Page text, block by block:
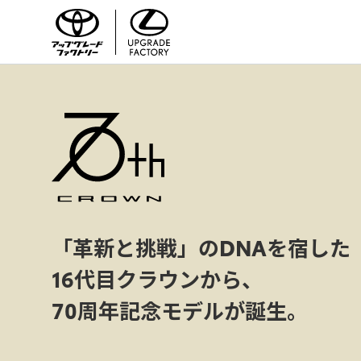
「革新と挑戦」のDNAを宿した
16代目クラウンから、
70周年記念モデルが誕生。